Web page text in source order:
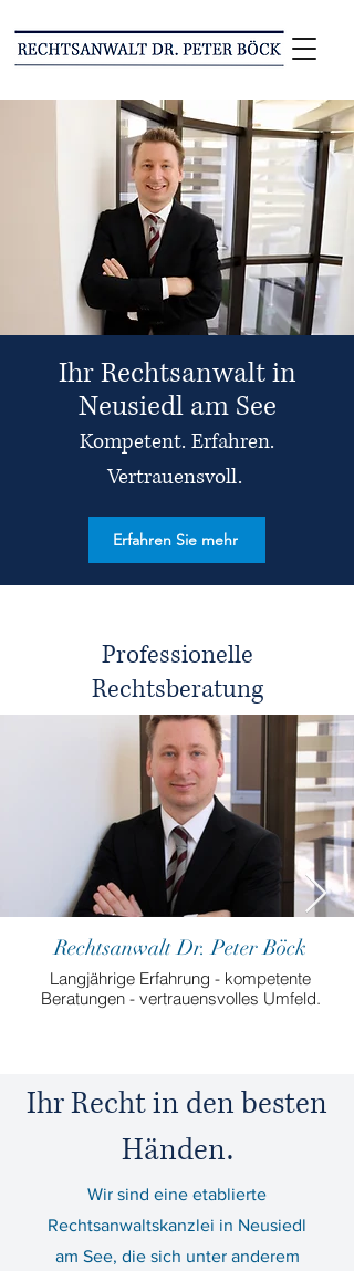
Ihr Rechtsanwalt in
Neusiedl am See
Kompetent. Erfahren.
Vertrauensvoll.
Erfahren Sie mehr
Professionelle
Rechtsberatung
Rechtsanwalt Dr. Peter Böck
Langjährige Erfahrung - kompetente
Beratungen - vertrauensvolles Umfeld.
Ihr Recht in den besten
Händen.
Wir sind eine etablierte
Rechtsanwaltskanzlei in Neusiedl
am See, die sich unter anderem